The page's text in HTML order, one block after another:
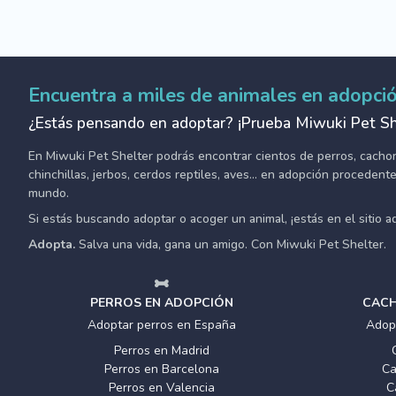
Encuentra a miles de animales en
¿Estás pensando en adoptar? ¡Prueba Miwuki Pet
En Miwuki Pet Shelter podrás encontrar cientos de perros,
chinchillas, jerbos, cerdos reptiles, aves... en adopción
mundo.
Si estás buscando adoptar o acoger un animal, ¡estás en el sitio
Adopta. Salva una vida, gana un amigo. Con Miwuki Pet Shelter.
PERROS EN ADOPCIÓN
Adoptar perros en España
Perros en Madrid
Perros en Barcelona
Perros en Valencia